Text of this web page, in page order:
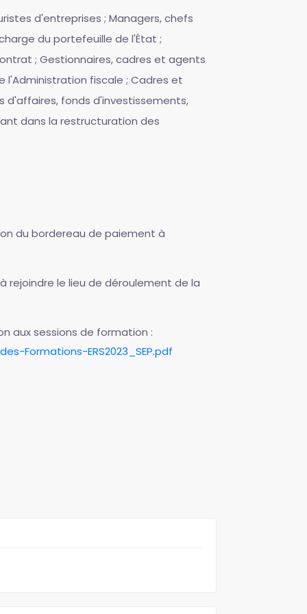
d'entreprises ; Managers, chefs
du portefeuille de l'État ;
; Gestionnaires, cadres et agents
l'Administration fiscale ; Cadres et
fonds d'investissements,
dans la restructuration des
du bordereau de paiement à
rejoindre le lieu de déroulement de la
aux sessions de formation :
Formations-ERS2023_SEP.pdf